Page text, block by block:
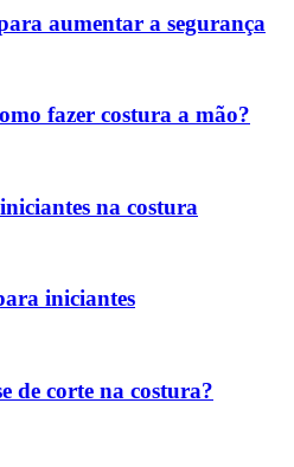
aumentar a segurança
fazer costura a mão?
na costura
iniciantes
de corte na costura?